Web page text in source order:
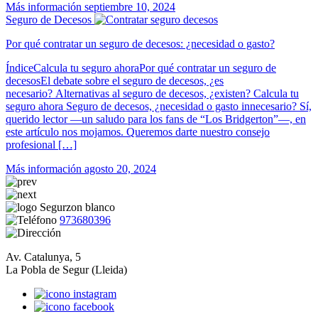
Más información septiembre 10, 2024
Seguro de Decesos
Por qué contratar un seguro de decesos: ¿necesidad o gasto?
ÍndiceCalcula tu seguro ahoraPor qué contratar un seguro de
decesosEl debate sobre el seguro de decesos, ¿es
necesario? Alternativas al seguro de decesos, ¿existen? Calcula tu
seguro ahora Seguro de decesos, ¿necesidad o gasto innecesario? Sí,
querido lector —un saludo para los fans de “Los Bridgerton”—, en
este artículo nos mojamos. Queremos darte nuestro consejo
profesional […]
Más información agosto 20, 2024
973680396
Av. Catalunya, 5
La Pobla de Segur (Lleida)